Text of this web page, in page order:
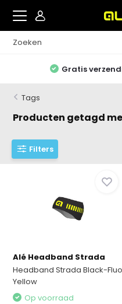
Gratis
Tags
Producten getagd
Filters
Alé Headband Strada
Headband Strada Black-Fluo
Yellow
Op voorraad